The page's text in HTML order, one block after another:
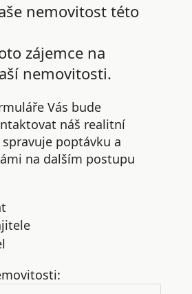
nemovitost této
zájemce na
nemovitosti.
Vás bude
náš realitní
poptávku a
na dalším postupu